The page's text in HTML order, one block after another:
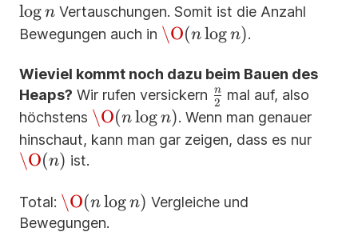
n
lognVertauschungen. Somit ist die Anzahl
Bewegungen auch in \O(n
n)
\O(nlog n).
Wieviel kommt noch dazu beim Bauen des
Heaps? Wir rufen versickern \frac{n}
{2}
2
n mal auf, also
höchstens \O(n\log
n)
\O(nlog n). Wenn man genauer
hinschaut, kann man gar zeigen, dass es nur
\O(n) ist.
Total: \O(n
\log
\O(nlog n) Vergleiche und
Bewegungen.